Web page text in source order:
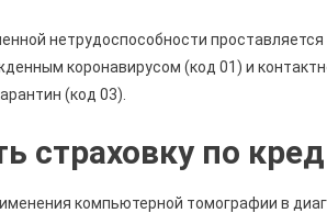
нетрудоспособности
коронавирусом (код 01) и
(код 03).
страховку по
компьютерной томографии в